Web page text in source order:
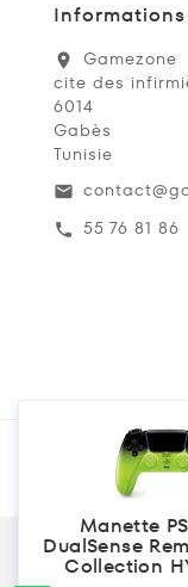
Manette
DualSense
Collection
Informations
location_on
Gamezone
cite des
6014
Gabès
Tunisie
email
call 55 76 81 86
Copyright